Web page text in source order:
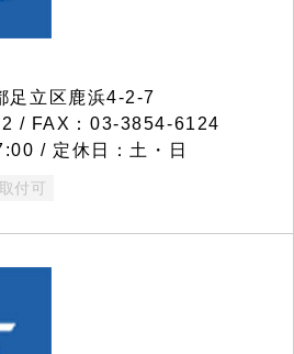
立区鹿浜4-2-7
/ FAX：03-3854-6124
/ 定休日：土・日
付可